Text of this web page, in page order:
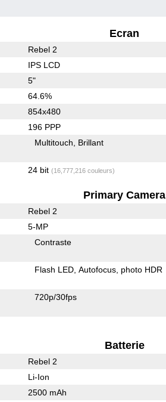
Ecran
Rebel 2
IPS LCD
5"
64.6%
854x480
196 PPP
Multitouch Brillant
24 bit (16,777,216 couleurs)
Primary Camera
Rebel 2
5-MP
Contraste
Flash LED Autofocus photo HDR
720p/30fps
Batterie
Rebel 2
Li-Ion
2500 mAh